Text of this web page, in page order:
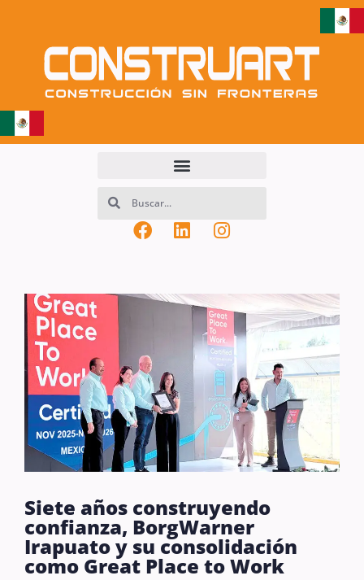
Siete años construyendo
confianza, BorgWarner
Irapuato y su consolidación
como Great Place to Work